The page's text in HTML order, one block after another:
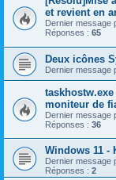
et revient en
Dernier message
Réponses : 65
Deux icônes
Dernier message
moniteur de
Dernier message
Réponses : 36
Windows 11 -
Dernier message
Réponses : 2